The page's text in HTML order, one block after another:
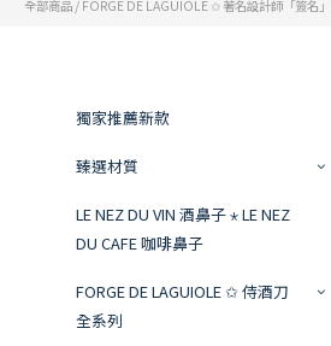
全部商品 / FORGE DE LAGUIOLE ✩ 著名設計師「簽名
獨家推薦新款
臻選材質
LE NEZ DU VIN 酒鼻子 ⋆ LE NEZ
DU CAFE 咖啡鼻子
FORGE DE LAGUIOLE ✩ 侍酒刀
全系列